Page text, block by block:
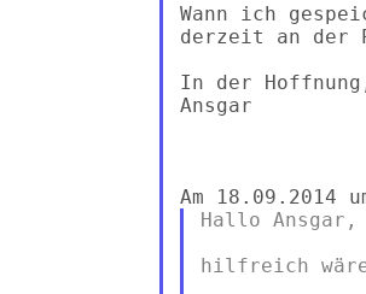
Wann ich
derzeit an der
In der
Ansgar
Hallo Ansgar,
hilfreich